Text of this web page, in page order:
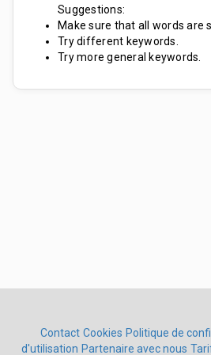
Suggestions:
Make sure that all words are
Try different keywords.
Try more general keywords.
Contact Cookies Politique de
d'utilisation Partenaire avec nous